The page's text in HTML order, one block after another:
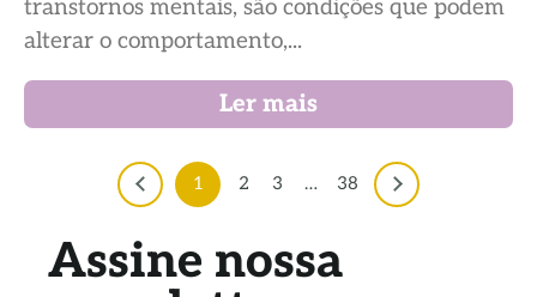
transtornos mentais, são condições que podem
alterar o comportamento,...
Ler mais
1 2 3 … 38
Assine nossa